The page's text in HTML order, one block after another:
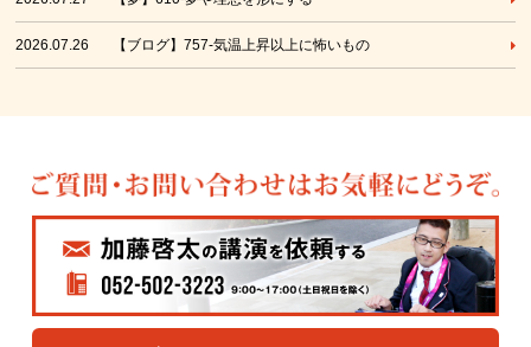
2026.07.26 【ブログ】757-気温上昇以上に怖いもの